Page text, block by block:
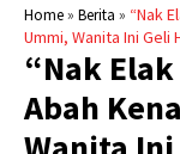
Home» Berita » “Nak
Ummi, Wanita Ini Geli
“Nak
Abah